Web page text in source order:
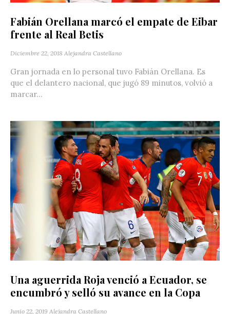
Fabián Orellana marcó el empate de Eibar
frente al Real Betis
Diciembre 22, 2018 Alejandra Castellano
Gran jornada en lo personal tuvo Fabián Orellana. Es
que el delantero nacional, que jugó 89 minutos, volvió a
marcar...
Una aguerrida Roja venció a Ecuador, se
encumbró y selló su avance en la Copa
Junio 22, 2019 Alejandra Castellano